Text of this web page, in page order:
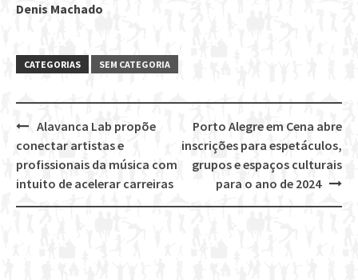
Denis Machado
CATEGORIAS SEM CATEGORIA
Post
navigation
Porto Alegre em Cena abre
inscrições para espetáculos,
grupos e espaços culturais
para o ano de 2024
Alavanca Lab propõe
conectar artistas e
profissionais da música com
intuito de acelerar carreiras